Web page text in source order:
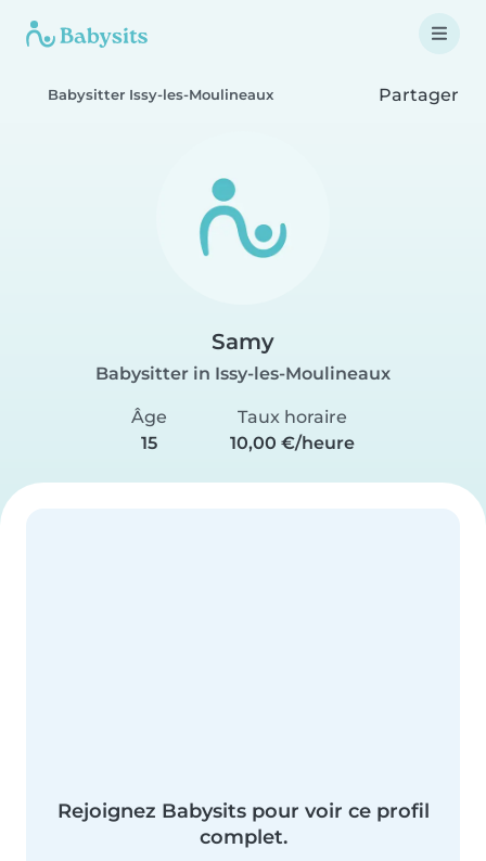
Babysitter Issy-les-Moulineaux Partager
Samy
Babysitter in Issy-les-Moulineaux
Âge
15
Taux horaire
10,00 €/heure
Rejoignez Babysits pour voir ce profil
complet.